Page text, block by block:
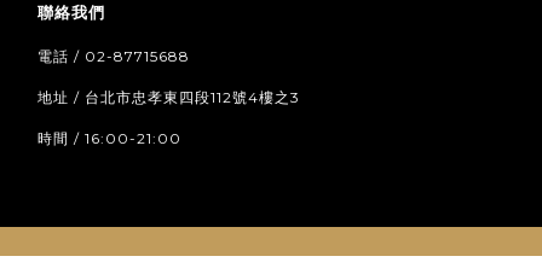
聯絡我們
電話 / 02-87715688
地址 / 台北市忠孝東四段112號4樓之3
時間 / 16:00-21:00